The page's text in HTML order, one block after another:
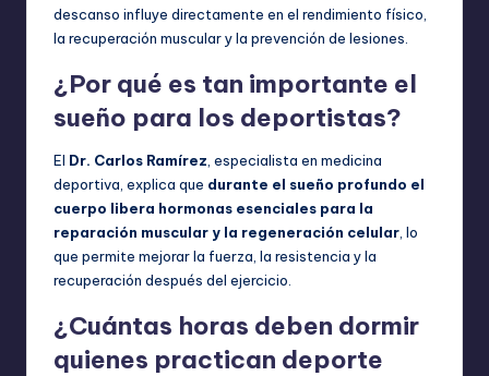
descanso influye directamente en el rendimiento físico,
la recuperación muscular y la prevención de lesiones.
¿Por qué es tan importante el
sueño para los deportistas?
El Dr. Carlos Ramírez , especialista en medicina
deportiva, explica que durante el sueño profundo el
cuerpo libera hormonas esenciales para la
reparación muscular y la regeneración celular , lo
que permite mejorar la fuerza, la resistencia y la
recuperación después del ejercicio.
¿Cuántas horas deben dormir
quienes practican deporte